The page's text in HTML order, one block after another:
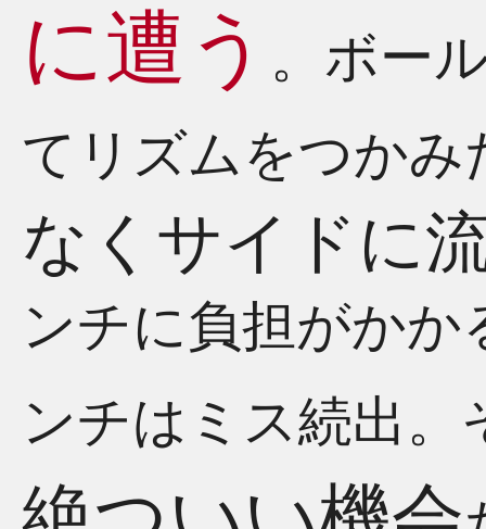
に遭う 。ボー
てリズムをつかみ
なくサイドに
ンチに負担がか
ンチはミス続出。